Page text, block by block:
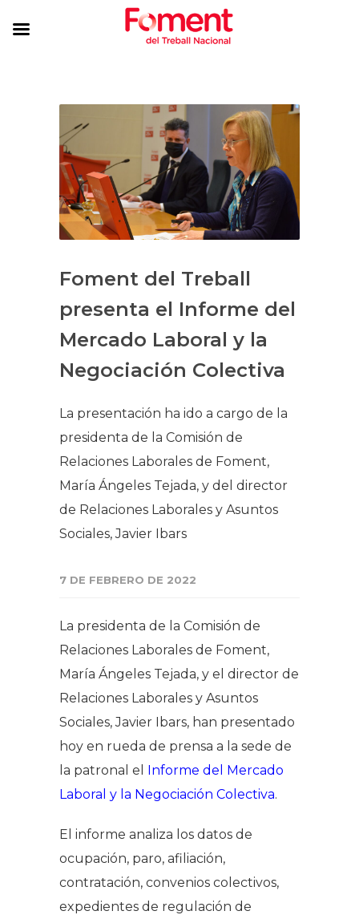
Foment del Treball
presenta el Informe del
Mercado Laboral y la
Negociación Colectiva
La presentación ha ido a cargo de la
presidenta de la Comisión de
Relaciones Laborales de Foment,
María Ángeles Tejada, y del director
de Relaciones Laborales y Asuntos
Sociales, Javier Ibars
7 DE FEBRERO DE 2022
La presidenta de la Comisión de
Relaciones Laborales de Foment,
María Ángeles Tejada, y el director de
Relaciones Laborales y Asuntos
Sociales, Javier Ibars, han presentado
hoy en rueda de prensa a la sede de
la patronal el Informe del Mercado
Laboral y la Negociación Colectiva.
El informe analiza los datos de
ocupación, paro, afiliación,
contratación, convenios colectivos,
expedientes de regulación de